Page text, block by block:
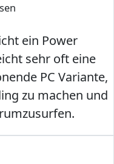
ein Power
sehr oft eine
PC Variante,
zu machen und